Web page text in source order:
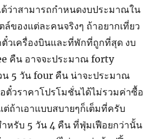
ด้ว่าสามารถกำหนดงบประมาณใน
ล์ของแต่ละคนจริงๆ ถ้าอยากเที่ยว
วเครื่องบินและที่พักที่ถูกที่สุด งบ
คืน อาจจะประมาณ forty
5 วัน four คืน น่าจะประมาณ
ตั๋วราคาโปรโมชั่นได้ไม่รวมค่าซื้อ
ถ้าเอาแบบสบายๆก็เต็มที่ครับ
หรับ 5 วัน 4 คืน ที่ฟุ่มเฟือยกว่านั้น